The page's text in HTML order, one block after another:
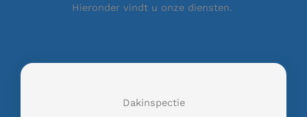
Hieronder vindt u onze diensten.
Dakinspectie